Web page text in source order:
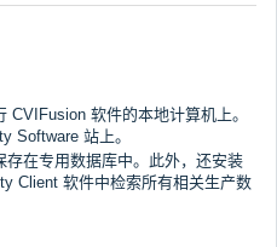
CVIFusion 软件的本地计算机上。
Software 站上。
存在专用数据库中。此外，还安装
Client 软件中检索所有相关生产数